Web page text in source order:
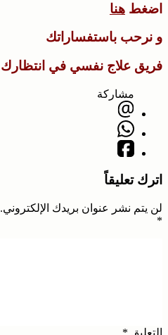
اضغط هنا
و نرحب باستفساراتك
فريق علاج نفسي في انتظارك
مشاركة
اترك تعليقاً
لن يتم نشر عنوان بريدك الإلكتروني.
*